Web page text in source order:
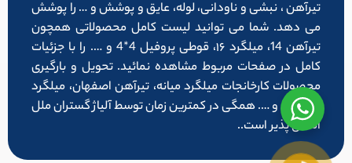
تیرآهن ، نبشی و ناودانی، لوله، عایق و پوشش و … را پوشش
می دهد. شما می توانید لیست کامل محصولاتی همچون
تیرآهن 14، میلگرد ۱۶، قوطی پروفیل 4*4 و …. را با جزئیات
کامل در صفحات مربوط مشاهده نمائید. تحویل و بارگیری
محصولات کارخانجات میلگرد میانه، تیرآهن اصفهان، میلگرد
شاهرود و …. همگی در کمترین زمان توسط آلیاژ گستران ملل
امکان پذیر است..